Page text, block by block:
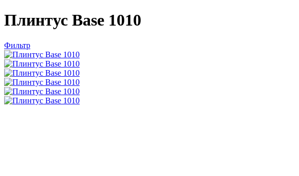
Плинтус Base 1010
Фильтр